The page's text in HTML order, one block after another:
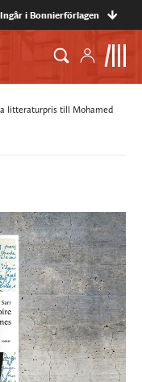
Ingår i Bonnierförlagen
litteraturpris till Mohamed